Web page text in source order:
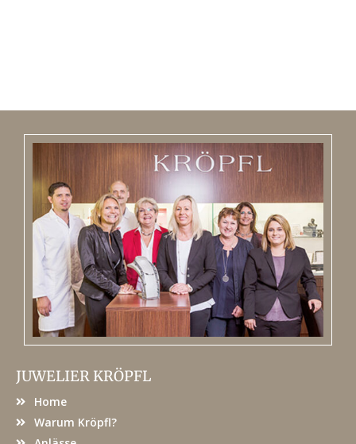
JUWELIER KRÖPFL
Home
Warum Kröpfl?